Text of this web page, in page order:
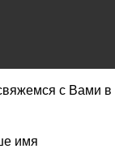
с Вами в
имя